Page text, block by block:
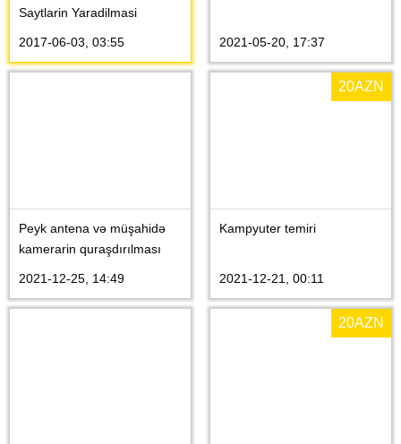
Saytlarin Yaradilmasi
2017-06-03, 03:55 2021-05-20, 17:37
Peyk antena və müşahidə
kamerarin quraşdırılması
2021-12-25, 14:49
20AZN
Kampyuter temiri
2021-12-21, 00:11
20AZN